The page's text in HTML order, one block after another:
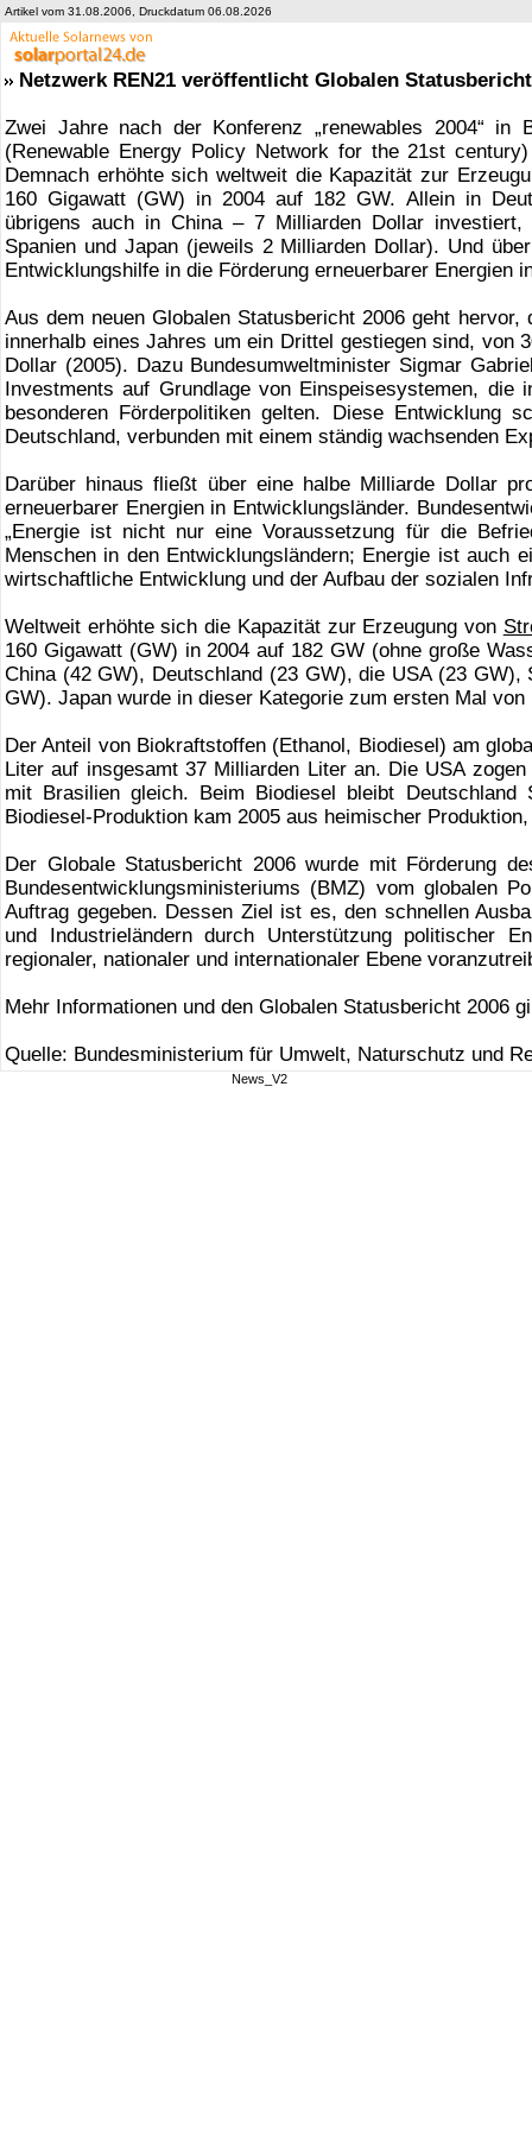
Artikel vom 31.08.2006, Druckdatum 06.08.2026
Netzwerk REN21 veröffentlicht Globalen
Zwei Jahre nach der Konferenz „renewables 2004“ in
(Renewable Energy Policy Network for the 21st
Demnach erhöhte sich weltweit die Kapazität zur
160 Gigawatt (GW) in 2004 auf 182 GW. Allein in
übrigens auch in China – 7 Milliarden Dollar
Spanien und Japan (jeweils 2 Milliarden Dollar). Und
Entwicklungshilfe in die Förderung erneuerbarer Energien
Aus dem neuen Globalen Statusbericht 2006 geht
innerhalb eines Jahres um ein Drittel gestiegen sind, von
Dollar (2005). Dazu Bundesumweltminister Sigmar
Investments auf Grundlage von Einspeisesystemen,
besonderen Förderpolitiken gelten. Diese Entwicklung
Deutschland, verbunden mit einem ständig wachsenden
Darüber hinaus fließt über eine halbe Milliarde Dollar
erneuerbarer Energien in Entwicklungsländer.
„Energie ist nicht nur eine Voraussetzung für die
Menschen in den Entwicklungsländern; Energie ist auch
wirtschaftliche Entwicklung und der Aufbau der sozialen
Weltweit erhöhte sich die Kapazität zur Erzeugung von
160 Gigawatt (GW) in 2004 auf 182 GW (ohne große
China (42 GW), Deutschland (23 GW), die USA (23
GW). Japan wurde in dieser Kategorie zum ersten Mal von
Der Anteil von Biokraftstoffen (Ethanol, Biodiesel) am
Liter auf insgesamt 37 Milliarden Liter an. Die USA
mit Brasilien gleich. Beim Biodiesel bleibt Deutschland
Biodiesel-Produktion kam 2005 aus heimischer
Der Globale Statusbericht 2006 wurde mit Förderung
Bundesentwicklungsministeriums (BMZ) vom globalen
Auftrag gegeben. Dessen Ziel ist es, den schnellen
und Industrieländern durch Unterstützung politischer
regionaler, nationaler und internationaler Ebene
Mehr Informationen und den Globalen Statusbericht 2006
Quelle: Bundesministerium für Umwelt, Naturschutz und
News_V2